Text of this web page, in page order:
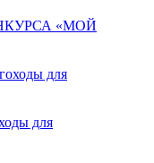
«МОЙ
для